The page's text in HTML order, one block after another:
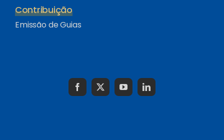
Contribuição
Emissão de Guias